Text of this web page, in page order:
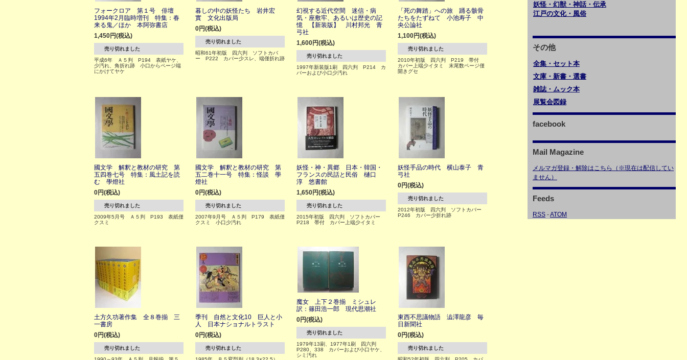
フォークロア 第１号 俳壇
1994年2月臨時増刊 特集：春
来る鬼／ほか 本阿弥書店
1,450円(税込)
売り切れました
平成6年 Ａ５判 P194 表紙ヤケ、
少汚れ、角折れ跡 小口からページ端
にかけてヤケ
暮しの中の妖怪たち 岩井宏
實 文化出版局
0円(税込)
売り切れました
昭和61年初版 四六判 ソフトカバ
ー P222 カバー少スレ、端僅折れ跡
幻視する近代空間 迷信・病
気・座敷牢、あるいは歴史の記
憶 【新装版】 川村邦光 青
弓社
1,600円(税込)
売り切れました
1997年新装版1刷 四六判 P214 カ
バーおよび小口少汚れ
「死の舞踏」への旅 踊る骸骨
たちをたずねて 小池寿子 中
央公論社
1,100円(税込)
売り切れました
2010年初版 四六判 P219 帯付
カバー上端少イタミ 末尾数ページ僅
開きグセ
國文学 解釈と教材の研究 第
五四巻七号 特集：風土記を読
む 學燈社
0円(税込)
売り切れました
2009年5月号 Ａ５判 P193 表紙僅
クスミ
國文学 解釈と教材の研究 第
五二巻十一号 特集：怪談 學
燈社
0円(税込)
売り切れました
2007年9月号 Ａ５判 P179 表紙僅
クスミ 小口少汚れ
妖怪・神・異郷 日本・韓国・
フランスの民話と民俗 樋口
淳 悠書館
1,650円(税込)
売り切れました
2015年初版 四六判 ソフトカバー
P218 帯付 カバー上端少イタミ
妖怪手品の時代 横山泰子 青
弓社
0円(税込)
売り切れました
2012年初版 四六判 ソフトカバー
P246 カバー少折れ跡
土方久功著作集 全８巻揃 三
一書房
0円(税込)
売り切れました
季刊 自然と文化10 巨人と小
人 日本ナショナルトラスト
0円(税込)
売り切れました
魔女 上下２巻揃 ミシュレ
訳：篠田浩一郎 現代思潮社
0円(税込)
売り切れました
1979年13刷、1977年1刷 四六判
P280、338 カバーおよび小口ヤケ、
シミ汚れ
東西不思議物語 澁澤龍彦 毎
日新聞社
0円(税込)
売り切れました
妖怪・幻獣・神話・伝承
江戸の文化・風俗
その他
全集・セット本
文庫・新書・選書
雑誌・ムック本
展覧会図録
facebook
Mail Magazine
メルマガ登録・解除はこちら（※現在は配信してい
ません）
Feeds
RSS -ATOM